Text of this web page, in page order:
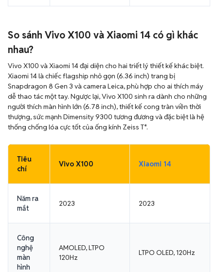
So sánh Vivo X100 và Xiaomi 14 có gì khác
nhau?
Vivo X100 và Xiaomi 14 đại diện cho hai triết lý thiết kế khác biệt.
Xiaomi 14 là chiếc flagship nhỏ gọn (6.36 inch) trang bị
Snapdragon 8 Gen 3 và camera Leica, phù hợp cho ai thích máy
dễ thao tác một tay. Ngược lại, Vivo X100 sinh ra dành cho những
người thích màn hình lớn (6.78 inch), thiết kế cong tràn viền thời
thượng, sức mạnh Dimensity 9300 tương đương và đặc biệt là hệ
thống chống lóa cực tốt của ống kính Zeiss T*.
Tiêu
chí
Vivo X100 Xiaomi 14
Năm ra
mắt
2023 2023
Công
nghệ
màn
hình
AMOLED, LTPO
120Hz
LTPO OLED, 120Hz